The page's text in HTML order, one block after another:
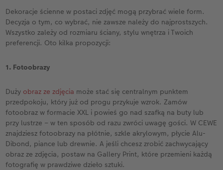
Dekoracje ścienne w postaci zdjęć mogą przybrać wiele form.
Decyzja o tym, co wybrać, nie zawsze należy do najprostszych.
Wszystko zależy od rozmiaru ściany, stylu wnętrza i Twoich
preferencji. Oto kilka propozycji:
1. Fotoobrazy
Duży obraz ze zdjęcia może stać się centralnym punktem
przedpokoju, który już od progu przykuje wzrok. Zamów
fotoobraz w formacie XXL i powieś go nad szafką na buty lub
przy lustrze – w ten sposób od razu zwróci uwagę gości. W CEWE
znajdziesz fotoobrazy na płótnie, szkle akrylowym, płycie Alu-
Dibond, piance lub drewnie. A jeśli chcesz zrobić zachwycający
obraz ze zdjęcia, postaw na Gallery Print, które przemieni każdą
fotografię w prawdziwe dzieło sztuki.